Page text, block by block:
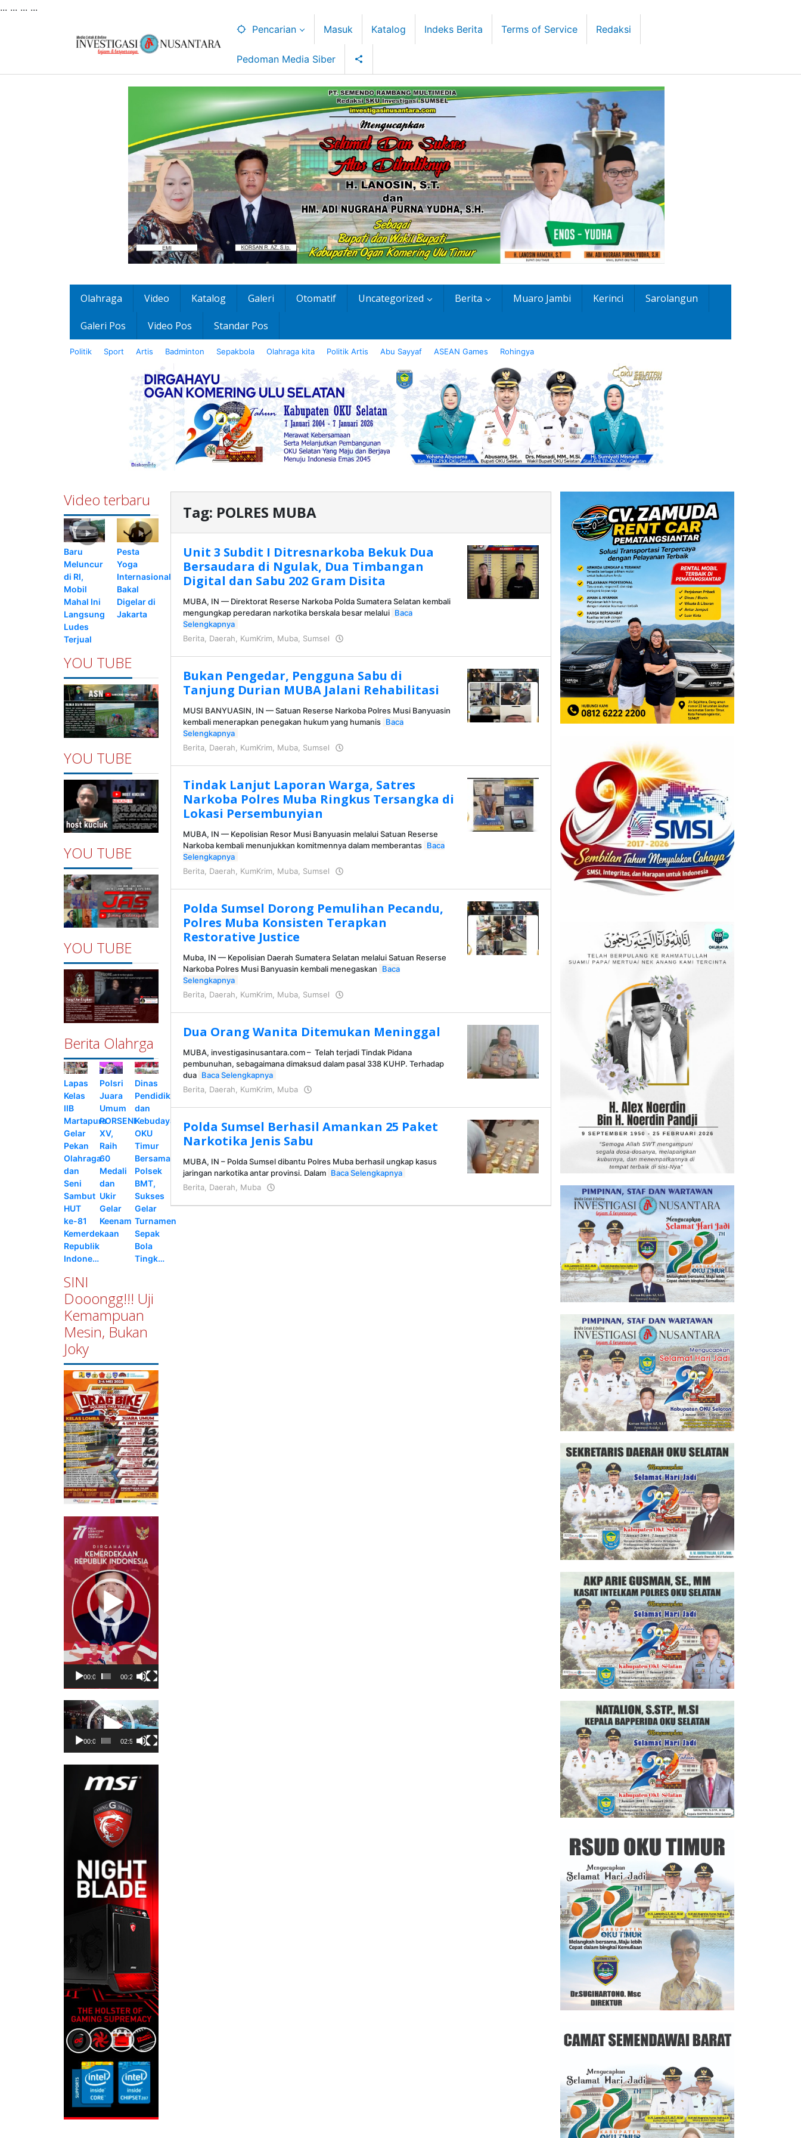
... ... ... ...
Pencarian Masuk Katalog Indeks Berita Terms of Service Redaksi
Pedoman Media Siber
Olahraga Video Katalog Galeri Otomatif Uncategorized Berita Muaro Jambi Kerinci Sarolangun
Galeri Pos Video Pos Standar Pos
Politik Sport Artis Badminton Sepakbola Olahraga kita Politik Artis Abu Sayyaf ASEAN Games Rohingya
Video terbaru
Baru
Meluncur
di RI,
Mobil
Mahal Ini
Langsung
Ludes
Terjual
Pesta
Yoga
Internasional
Bakal
Digelar di
Jakarta
YOU TUBE
YOU TUBE
YOU TUBE
YOU TUBE
Berita Olahrga
Lapas
Kelas
IIB
Martapura
Gelar
Pekan
Olahraga
dan
Seni
Sambut
HUT
ke-81
Kemerdekaan
Republik
Indone…
Polsri
Juara
Umum
PORSENI
XV,
Raih
60
Medali
dan
Ukir
Gelar
Keenam
Dinas
Pendidikan
dan
Kebudayaan
OKU
Timur
Bersama
Polsek
BMT,
Sukses
Gelar
Turnamen
Sepak
Bola
Tingk…
SINI
Dooongg!!! Uji
Kemampuan
Mesin, Bukan
Joky
Pemutar
Video
00:00 00:23
Pemutar
Video
00:00 02:50
Tag: POLRES MUBA
Unit 3 Subdit I Ditresnarkoba Bekuk Dua
Bersaudara di Ngulak, Dua Timbangan
Digital dan Sabu 202 Gram Disita
MUBA, IN — Direktorat Reserse Narkoba Polda Sumatera Selatan kembali
mengungkap peredaran narkotika berskala besar melalui Baca
Selengkapnya
Berita, Daerah, KumKrim, Muba, Sumsel
Bukan Pengedar, Pengguna Sabu di
Tanjung Durian MUBA Jalani Rehabilitasi
MUSI BANYUASIN, IN — Satuan Reserse Narkoba Polres Musi Banyuasin
kembali menerapkan penegakan hukum yang humanis Baca
Selengkapnya
Berita, Daerah, KumKrim, Muba, Sumsel
Tindak Lanjut Laporan Warga, Satres
Narkoba Polres Muba Ringkus Tersangka di
Lokasi Persembunyian
MUBA, IN — Kepolisian Resor Musi Banyuasin melalui Satuan Reserse
Narkoba kembali menunjukkan komitmennya dalam memberantas Baca
Selengkapnya
Berita, Daerah, KumKrim, Muba, Sumsel
Polda Sumsel Dorong Pemulihan Pecandu,
Polres Muba Konsisten Terapkan
Restorative Justice
Muba, IN — Kepolisian Daerah Sumatera Selatan melalui Satuan Reserse
Narkoba Polres Musi Banyuasin kembali menegaskan
Baca
Selengkapnya
Berita, Daerah, KumKrim, Muba, Sumsel
Dua Orang Wanita Ditemukan Meninggal
MUBA, investigasinusantara.com – Telah terjadi Tindak Pidana
pembunuhan, sebagaimana dimaksud dalam pasal 338 KUHP. Terhadap
dua Baca Selengkapnya
Berita, Daerah, KumKrim, Muba
Polda Sumsel Berhasil Amankan 25 Paket
Narkotika Jenis Sabu
MUBA, IN – Polda Sumsel dibantu Polres Muba berhasil ungkap kasus
jaringan narkotika antar provinsi. Dalam Baca Selengkapnya
Berita, Daerah, Muba